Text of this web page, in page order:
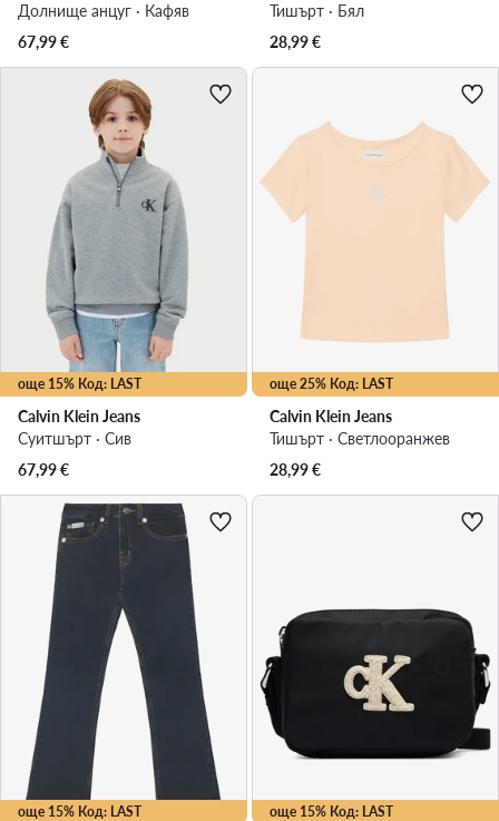
Долнище анцуг · Кафяв
67,99€
Тишърт · Бял
28,99€
още 15% Код: LAST
Calvin Klein Jeans
Суитшърт · Сив
67,99€
още 25% Код: LAST
Calvin Klein Jeans
Тишърт · Светлооранжев
28,99€
още 15% Код: LAST още 15% Код: LAST